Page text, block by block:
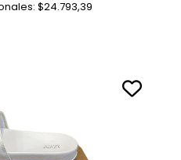
$24.793,39